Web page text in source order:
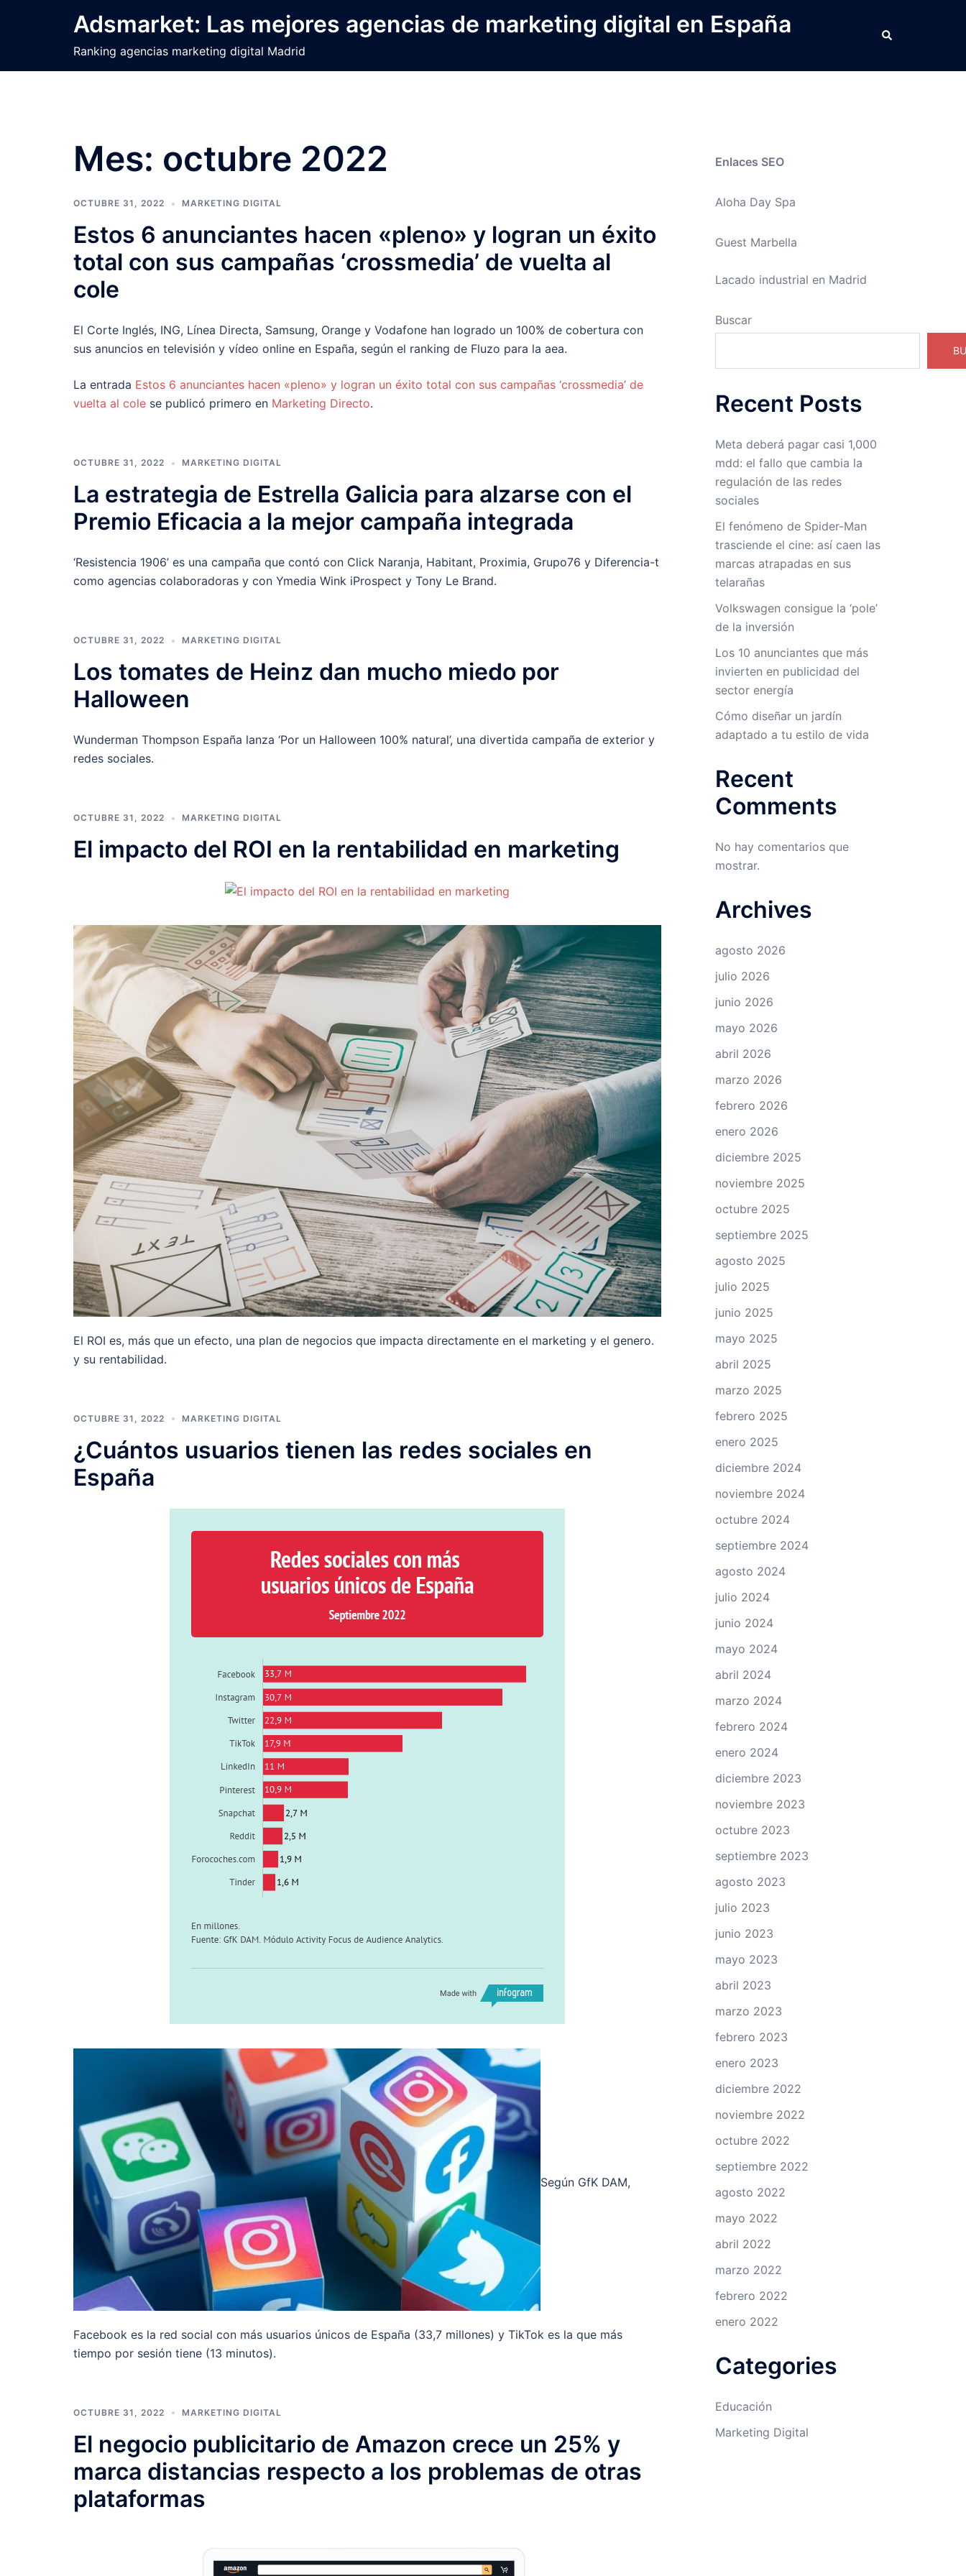
Adsmarket: Las mejores agencias de marketing digital en España
Ranking agencias marketing digital Madrid
Buscar
Mes: octubre 2022
OCTUBRE 31, 2022 MARKETING DIGITAL
Estos 6 anunciantes hacen «pleno» y logran un éxito
total con sus campañas ‘crossmedia’ de vuelta al
cole
El Corte Inglés, ING, Línea Directa, Samsung, Orange y Vodafone han logrado un 100% de cobertura con
sus anuncios en televisión y vídeo online en España, según el ranking de Fluzo para la aea.
La entrada Estos 6 anunciantes hacen «pleno» y logran un éxito total con sus campañas ‘crossmedia’ de
vuelta al cole se publicó primero en Marketing Directo.
OCTUBRE 31, 2022 MARKETING DIGITAL
La estrategia de Estrella Galicia para alzarse con el
Premio Eficacia a la mejor campaña integrada
‘Resistencia 1906’ es una campaña que contó con Click Naranja, Habitant, Proximia, Grupo76 y Diferencia-t
como agencias colaboradoras y con Ymedia Wink iProspect y Tony Le Brand.
OCTUBRE 31, 2022 MARKETING DIGITAL
Los tomates de Heinz dan mucho miedo por
Halloween
Wunderman Thompson España lanza ‘Por un Halloween 100% natural’, una divertida campaña de exterior y
redes sociales.
OCTUBRE 31, 2022 MARKETING DIGITAL
El impacto del ROI en la rentabilidad en marketing
El ROI es, más que un efecto, una plan de negocios que impacta directamente en el marketing y el genero.
y su rentabilidad.
OCTUBRE 31, 2022 MARKETING DIGITAL
¿Cuántos usuarios tienen las redes sociales en
España
Según GfK DAM,
Facebook es la red social con más usuarios únicos de España (33,7 millones) y TikTok es la que más
tiempo por sesión tiene (13 minutos).
OCTUBRE 31, 2022 MARKETING DIGITAL
El negocio publicitario de Amazon crece un 25% y
marca distancias respecto a los problemas de otras
plataformas
Enlaces SEO
Aloha Day Spa
Guest Marbella
Lacado industrial en Madrid
Buscar
Recent Posts
Meta deberá pagar casi 1,000
mdd: el fallo que cambia la
regulación de las redes
sociales
El fenómeno de Spider-Man
trasciende el cine: así caen las
marcas atrapadas en sus
telarañas
Volkswagen consigue la ‘pole’
de la inversión
Los 10 anunciantes que más
invierten en publicidad del
sector energía
Cómo diseñar un jardín
adaptado a tu estilo de vida
Recent
Comments
No hay comentarios que
mostrar.
Archives
agosto 2026
julio 2026
junio 2026
mayo 2026
abril 2026
marzo 2026
febrero 2026
enero 2026
diciembre 2025
noviembre 2025
octubre 2025
septiembre 2025
agosto 2025
julio 2025
junio 2025
mayo 2025
abril 2025
marzo 2025
febrero 2025
enero 2025
diciembre 2024
noviembre 2024
octubre 2024
septiembre 2024
agosto 2024
julio 2024
junio 2024
mayo 2024
abril 2024
marzo 2024
febrero 2024
enero 2024
diciembre 2023
noviembre 2023
octubre 2023
septiembre 2023
agosto 2023
julio 2023
junio 2023
mayo 2023
abril 2023
marzo 2023
febrero 2023
enero 2023
diciembre 2022
noviembre 2022
octubre 2022
septiembre 2022
agosto 2022
mayo 2022
abril 2022
marzo 2022
febrero 2022
enero 2022
Categories
Educación
Marketing Digital